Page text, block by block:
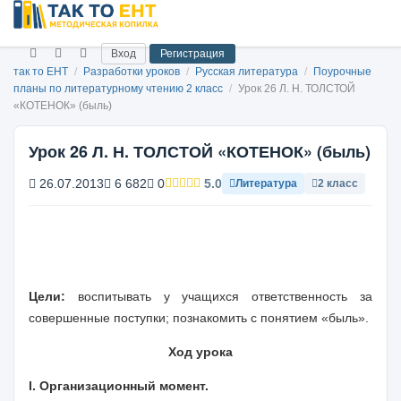
Вход
Регистрация
так то ЕНТ / Разработки уроков / Русская литература /
Поурочные
планы по литературному чтению 2 класс / Урок 26 Л. Н. ТОЛСТОЙ
«КОТЕНОК» (быль)
Урок 26 Л. Н. ТОЛСТОЙ «КОТЕНОК» (быль)
26.07.2013 6 682 0 5.0 Литература 2 класс
Цели: воспитывать у учащихся ответственность за
совершенные поступки; познакомить с понятием «быль».
Ход урока
I. Организационный момент.